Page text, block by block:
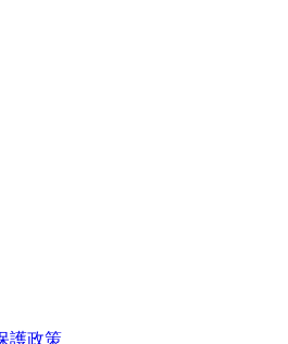
護政策